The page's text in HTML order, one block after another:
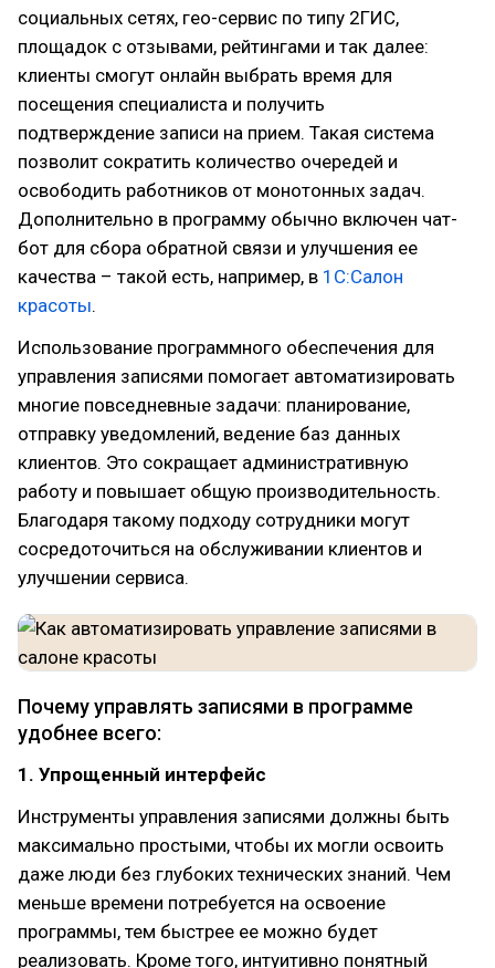
социальных сетях, гео-сервис по типу 2ГИС,
площадок с отзывами, рейтингами и так далее:
клиенты смогут онлайн выбрать время для
посещения специалиста и получить
подтверждение записи на прием. Такая система
позволит сократить количество очередей и
освободить работников от монотонных задач.
Дополнительно в программу обычно включен чат-
бот для сбора обратной связи и улучшения ее
качества – такой есть, например, в 1С:Салон
красоты.
Использование программного обеспечения для
управления записями помогает автоматизировать
многие повседневные задачи: планирование,
отправку уведомлений, ведение баз данных
клиентов. Это сокращает административную
работу и повышает общую производительность.
Благодаря такому подходу сотрудники могут
сосредоточиться на обслуживании клиентов и
улучшении сервиса.
Почему управлять записями в программе
удобнее всего:
1. Упрощенный интерфейс
Инструменты управления записями должны быть
максимально простыми, чтобы их могли освоить
даже люди без глубоких технических знаний. Чем
меньше времени потребуется на освоение
программы, тем быстрее ее можно будет
реализовать. Кроме того, интуитивно понятный